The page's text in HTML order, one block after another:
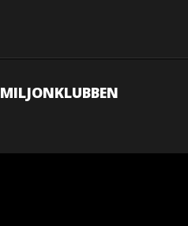
MILJONKLUBBEN